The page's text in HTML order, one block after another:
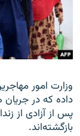
وزارت امور
پس از آزادی از
بازگشته‌اند.